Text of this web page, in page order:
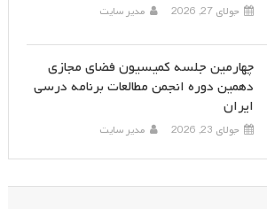
جولای 27, 2026 مدیر سایت
چهارمین جلسه کمیسیون فضای مجازی
دهمین دوره انجمن مطالعات برنامه درسی
ایران
جولای 23, 2026 مدیر سایت